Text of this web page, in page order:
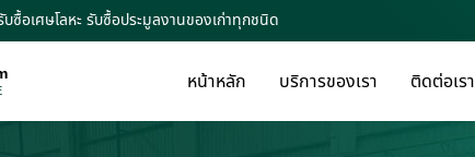
บซื้อเศษโลหะ รับซื้อประมูลงานของเก่าทุกชนิด
หน้าหลัก บริการของเรา ติดต่อเรา